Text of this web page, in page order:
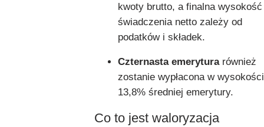
kwoty brutto, a finalna wysokość
świadczenia netto zależy od
podatków i składek.
Czternasta emeryturarównież
zostanie wypłacona w wysokości
13,8% średniej emerytury.
Co to jest waloryzacja